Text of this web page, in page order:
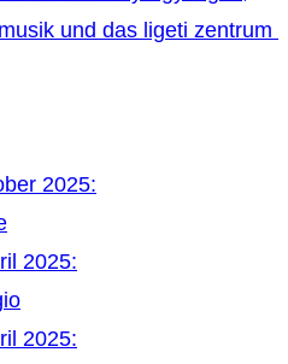
und das ligeti zentrum
2025:
2025:
2025: